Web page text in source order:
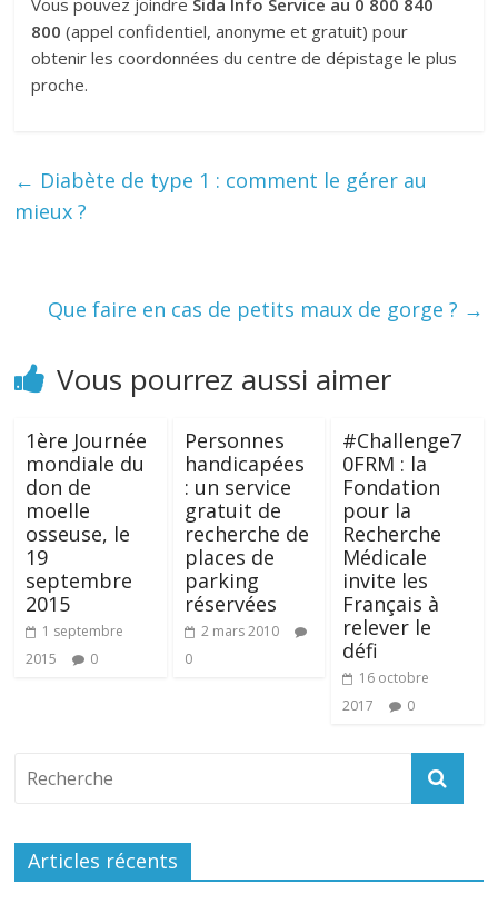
Vous pouvez joindre Sida Info Service au 0 800 840
800 (appel confidentiel, anonyme et gratuit) pour
obtenir les coordonnées du centre de dépistage le plus
proche.
← Diabète de type 1 : comment le gérer au
mieux ?
Que faire en cas de petits maux de gorge ? →
Vous pourrez aussi aimer
1ère Journée
mondiale du
don de
moelle
osseuse, le
19
septembre
2015
1 septembre
2015
0
Personnes
handicapées
: un service
gratuit de
recherche de
places de
parking
réservées
2 mars 2010
0
#Challenge7
0FRM : la
Fondation
pour la
Recherche
Médicale
invite les
Français à
relever le
défi
16 octobre
2017
0
Articles récents